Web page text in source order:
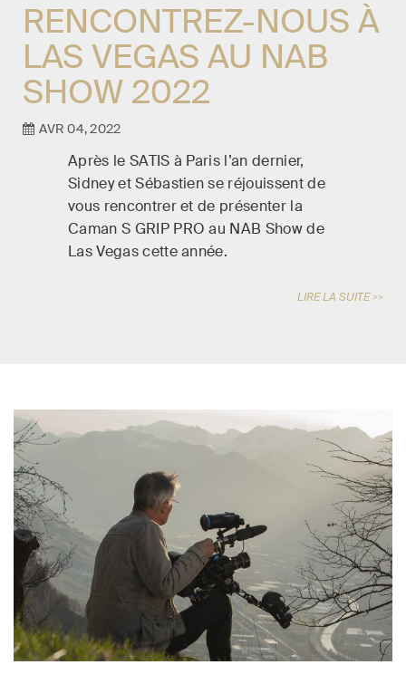
RENCONTREZ-NOUS À
LAS VEGAS AU NAB
SHOW 2022
AVR 04, 2022
Après le SATIS à Paris l’an dernier,
Sidney et Sébastien se réjouissent de
vous rencontrer et de présenter la
Caman S GRIP PRO au NAB Show de
Las Vegas cette année.
LIRE LA SUITE >>